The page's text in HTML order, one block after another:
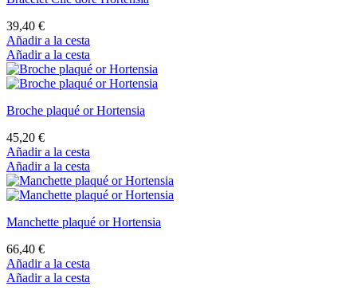
39,40 €
Añadir a la cesta
Añadir a la cesta
Broche plaqué or Hortensia
45,20 €
Añadir a la cesta
Añadir a la cesta
Manchette plaqué or Hortensia
66,40 €
Añadir a la cesta
Añadir a la cesta